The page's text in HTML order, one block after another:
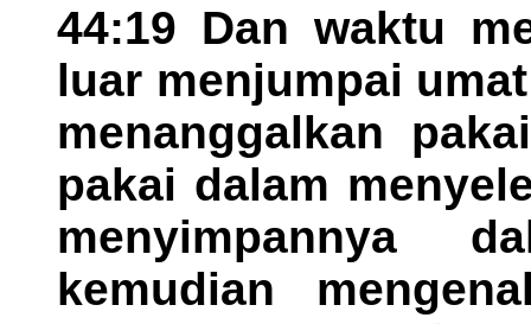
44:19 Dan waktu
luar menjumpai
menanggalkan
pakai dalam
menyimpannya
kemudian